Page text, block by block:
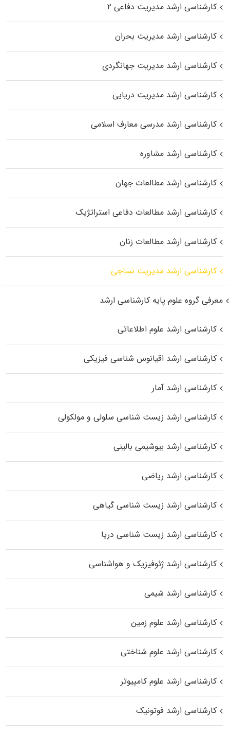
کارشناسی ارشد مدیریت دفاعی ۲
کارشناسی ارشد مدیریت بحران
کارشناسی ارشد مدیریت جهانگردی
کارشناسی ارشد مدیریت دریایی
کارشناسی ارشد مدرسی معارف اسلامی
کارشناسی ارشد مشاوره
کارشناسی ارشد مطالعات جهان
کارشناسی ارشد مطالعات دفاعی استراتژیک
کارشناسی ارشد مطالعات زنان
کارشناسی ارشد مدیریت نساجی
معرفی گروه علوم پایه کارشناسی ارشد
کارشناسی ارشد علوم اطلاعاتی
کارشناسی ارشد اقیانوس‌ شناسی فیزیکی
کارشناسی ارشد آمار
کارشناسی ارشد زیست شناسی سلولی و مولکولی
کارشناسی ارشد بیوشیمی بالینی
کارشناسی ارشد ریاضی
کارشناسی ارشد زیست‌ شناسی گیاهی
کارشناسی ارشد زیست‌ شناسی دریا
کارشناسی ارشد ژئوفیزیک و هواشناسی
کارشناسی ارشد شیمی
کارشناسی ارشد علوم زمین
کارشناسی ارشد علوم شناختی
کارشناسی ارشد علوم کامپیوتر
کارشناسی ارشد فوتونیک